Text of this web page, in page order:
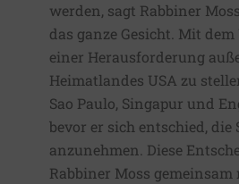
werden, sagt Rabbiner
das ganze Gesicht. Mit
einer Herausforderung
Heimatlandes USA zu
Sao Paulo, Singapur und
bevor er sich entschied, die
anzunehmen. Diese
Rabbiner Moss